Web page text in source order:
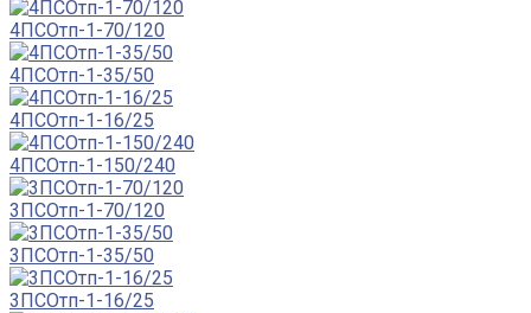
4ПСОтп-1-70/120
4ПСОтп-1-35/50
4ПСОтп-1-16/25
4ПСОтп-1-150/240
3ПСОтп-1-70/120
3ПСОтп-1-35/50
3ПСОтп-1-16/25